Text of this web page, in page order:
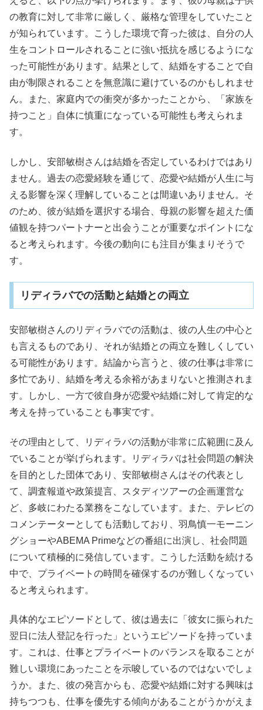
の教育に対して非常に厳しく、厳格な管理をしていたこと
が知られています。こうした環境で育った彼は、自分の人
生をコントロールされることに強い抵抗を感じるようにな
った可能性があります。結果として、結婚をすることで自
由が制限されることを無意識に避けているのかもしれませ
ん。また、家庭内での衝突が多かったことから、「家族を
持つこと」自体に慎重になっている可能性も考えられま
す。
しかし、安部敏樹さんは結婚を否定しているわけではあり
ません。過去の恋愛経験を通じて、恋愛や結婚が人生に与
える影響を深く理解していることは間違いありません。そ
のため、彼が結婚を選択する場合、母親の影響を超えた価
値観を持つパートナーと出会うことが重要なポイントにな
ると考えられます。今後の動向にも注目が集まりそうで
す。
リディラバでの活動と結婚との両立
安部敏樹さんのリディラバでの活動は、彼の人生の中心と
も言えるものであり、それが結婚との両立を難しくしてい
る可能性があります。結論から言うと、彼の仕事は非常に
多忙であり、結婚を考える余裕があまりないと推測されま
す。しかし、一方で彼自身が恋愛や結婚に対して肯定的な
考えを持っていることも事実です。
その理由として、リディラバの活動が非常に広範囲に及ん
でいることが挙げられます。リディラバは社会問題の解決
を目的とした団体であり、安部敏樹さんはその代表とし
て、調査報道や政策提言、スタディツアーの企画運営な
ど、多岐にわたる業務をこなしています。また、テレビの
コメンテーターとしても活動しており、羽鳥慎一モーニン
グショーやABEMA Primeなどの番組に出演し、社会問題
について積極的に発信しています。こうした活動を続ける
中で、プライベートの時間を確保するのが難しくなってい
ると考えられます。
具体的なエピソードとして、彼は過去に「彼女に振られた
翌日に法人登記を行った」というエピソードを持っていま
す。これは、仕事とプライベートのバランスを取ることが
難しい環境にあったことを示唆しているのではないでしょ
うか。また、彼の発言からも、恋愛や結婚に対する興味は
持ちつつも、仕事を優先する傾向があることがうかがえま